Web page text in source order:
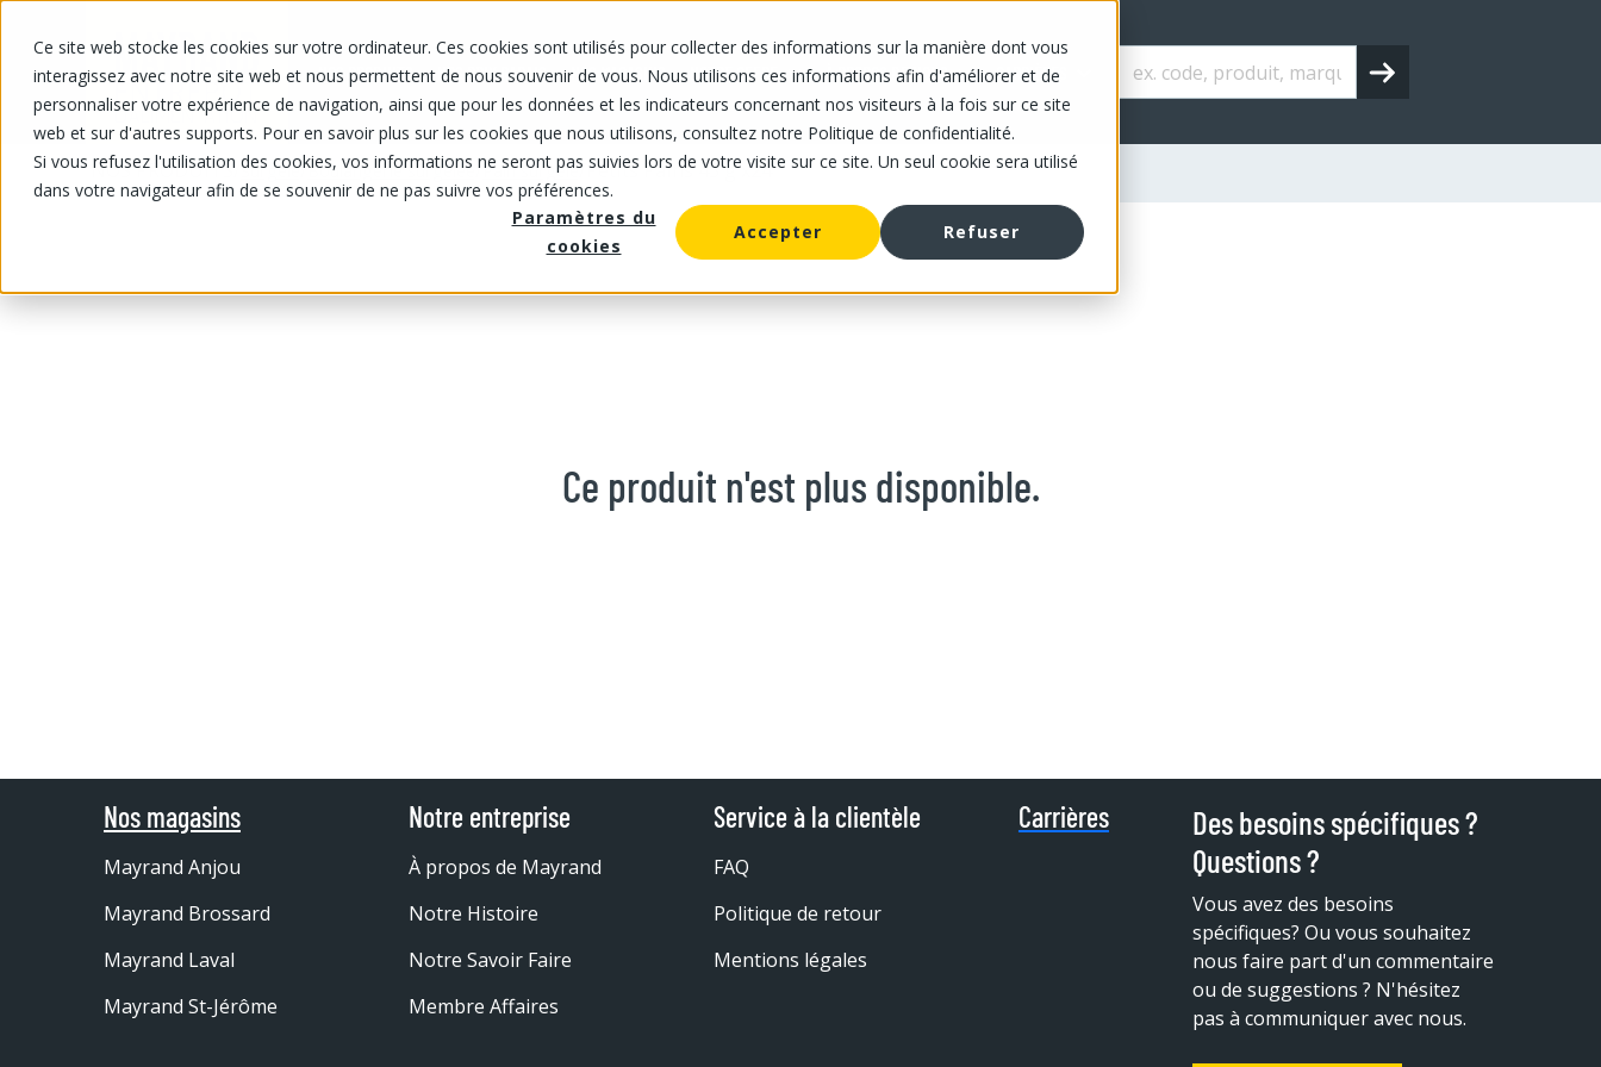
Ce site web stocke les cookies sur votre ordinateur. Ces cookies sont utilisés pour collecter des informations sur la manière dont vous
interagissez avec notre site web et nous permettent de nous souvenir de vous. Nous utilisons ces informations afin d'améliorer et de
personnaliser votre expérience de navigation, ainsi que pour les données et les indicateurs concernant nos visiteurs à la fois sur ce site
web et sur d'autres supports. Pour en savoir plus sur les cookies que nous utilisons, consultez notre Politique de confidentialité.
Si vous refusez l'utilisation des cookies, vos informations ne seront pas suivies lors de votre visite sur ce site. Un seul cookie sera utilisé
dans votre navigateur afin de se souvenir de ne pas suivre vos préférences.
Paramètres du
cookies
Accepter Refuser
NOS PRODUITS NOS PRIX RABAIS NOS MAGASINS NOTRE OFFRE À PROPOS DE NOUS CARRIÈRES
NOS PRODUITS/ Surgelé/Boulangerie surgelée /Pain surgelé/ Petits Pains 45 g x24
Ce produit n'est plus disponible.
Nos magasins
Mayrand Anjou
Mayrand Brossard
Mayrand Laval
Mayrand St-Jérôme
Notre entreprise
À propos de Mayrand
Notre Histoire
Notre Savoir Faire
Membre Affaires
Service à la clientèle
FAQ
Politique de retour
Mentions légales
Carrières
Des besoins spécifiques ?
Questions ?
Vous avez des besoins
spécifiques?Ou vous souhaitez
nous faire part d'un commentaire
ou de suggestions ? N'hésitez
pas à communiquer avec nous.